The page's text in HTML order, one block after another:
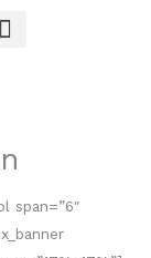
span=”6″